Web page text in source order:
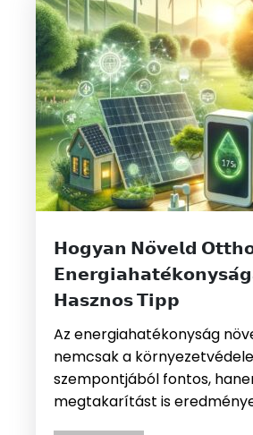
𝗛𝗼𝗴𝘆𝗮𝗻 𝗡𝗼̈𝘃𝗲𝗹𝗱
𝗛𝗮𝘀𝘇𝗻𝗼𝘀 𝗧𝗶𝗽𝗽
Az energiahatékonyság
nemcsak a
szempontjából fontos,
megtakarítást is